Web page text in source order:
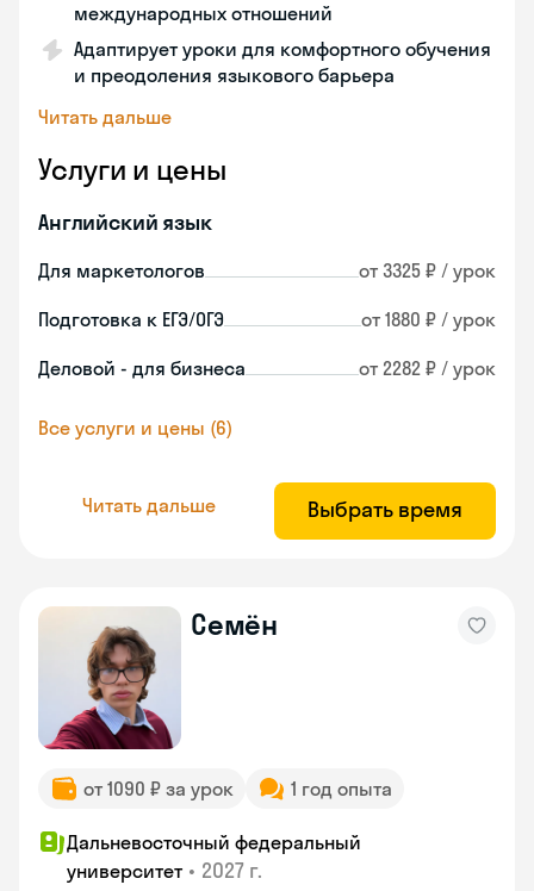
международных отношений
Адаптирует уроки для комфортного обучения
и преодоления языкового барьера
Читать дальше
Услуги и цены
Английский язык
Для маркетологов от 3325 ₽ / урок
Подготовка к ЕГЭ/ОГЭ от 1880 ₽ / урок
Деловой - для бизнеса от 2282 ₽ / урок
Все услуги и цены (6)
Читать дальше Выбрать время
Семён
от 1090 ₽ за урок 1 год опыта
Дальневосточный федеральный
университет • 2027 г.